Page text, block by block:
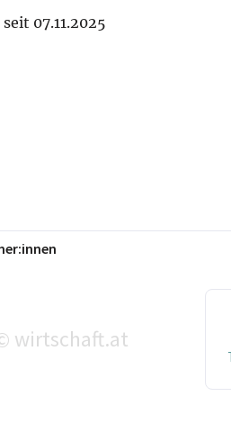
07.11.2025
wirtschaft.at